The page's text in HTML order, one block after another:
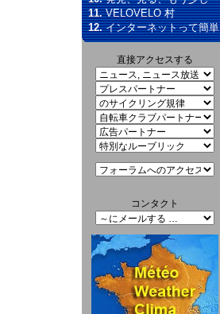
11.VELOVELO 村
12.インターネットって簡単
直接アクセスする
コンタクト